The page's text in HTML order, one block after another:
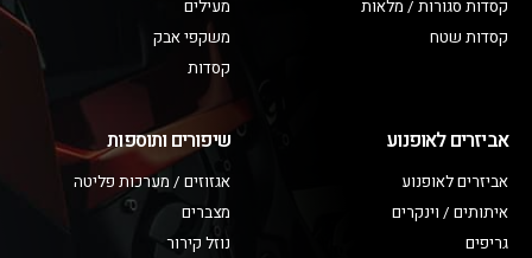
קסדות סגורות / מלאות
קסדות שטח
מעילים
משקפי אבק
קסדות
אביזרים לאופנוע
אביזרים לאופנוע
איתותים / וינקרים
גריפים
שיפורים ותוספות
אגזוזים / מערכות פליטה
מצברים
נוזל קירור